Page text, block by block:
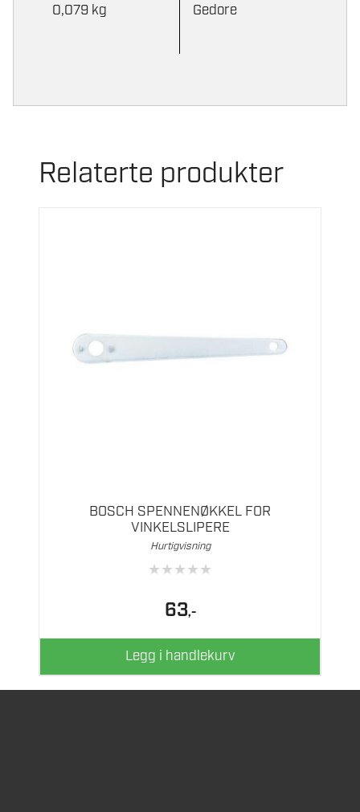
0,079 kg
Gedore
Relaterte produkter
BOSCH SPENNENØKKEL FOR
VINKELSLIPERE
Hurtigvisning
★★★★★
63,-
Legg i handlekurv